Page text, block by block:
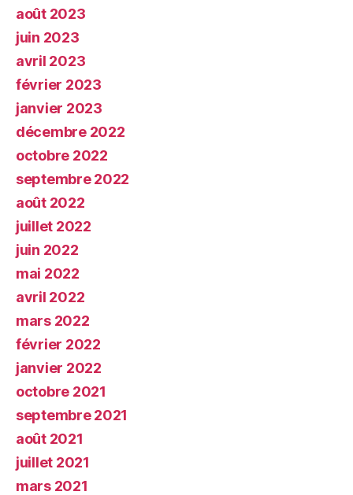
août 2023
juin 2023
avril 2023
février 2023
janvier 2023
décembre 2022
octobre 2022
septembre 2022
août 2022
juillet 2022
juin 2022
mai 2022
avril 2022
mars 2022
février 2022
janvier 2022
octobre 2021
septembre 2021
août 2021
juillet 2021
mars 2021